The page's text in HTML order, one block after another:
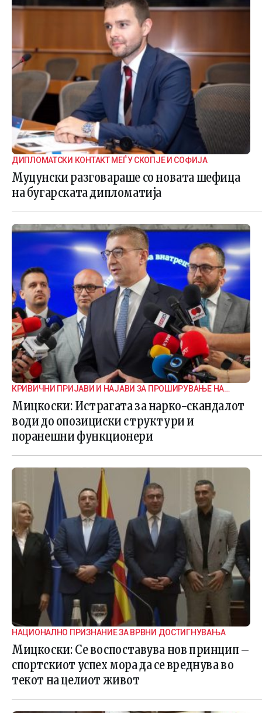
ДИПЛОМАТСКИ КОНТАКТ МЕЃУ СКОПЈЕ И СОФИЈА
Муцунски разговараше со новата шефица
на бугарската дипломатија
КРИВИЧНИ ПРИЈАВИ И НАЈАВИ ЗА ПРОШИРУВАЊЕ НА
ИСТРАГАТА
Мицкоски: Истрагата за нарко-скандалот
води до опозициски структури и
поранешни функционери
НАЦИОНАЛНО ПРИЗНАНИЕ ЗА ВРВНИ ДОСТИГНУВАЊА
Мицкоски: Се воспоставува нов принцип –
спортскиот успех мора да се вреднува во
текот на целиот живот